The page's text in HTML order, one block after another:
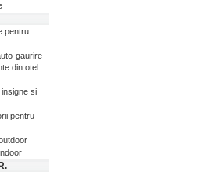
pentru
gaurire
din otel
si
pentru